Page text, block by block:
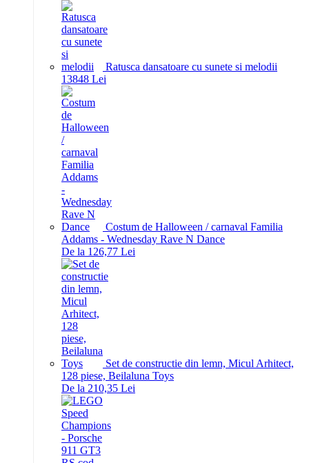
Ratusca dansatoare cu sunete si melodii
13848 Lei
Costum de Halloween / carnaval Familia
Addams - Wednesday Rave N Dance
De la 126,77 Lei
Set de constructie din lemn, Micul Arhitect,
128 piese, Beilaluna Toys
De la 210,35 Lei